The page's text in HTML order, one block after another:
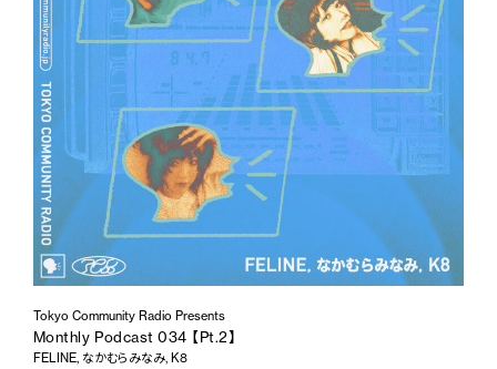
Tokyo Community Radio Presents
Monthly Podcast 034 【Pt.2】
FELINE, なかむらみなみ, K8